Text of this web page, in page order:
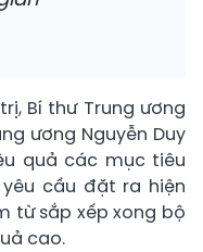
Bí thư Trung ương
ương Nguyễn Duy
quả các mục tiêu
cầu đặt ra hiện
từ sắp xếp xong bộ
cao.